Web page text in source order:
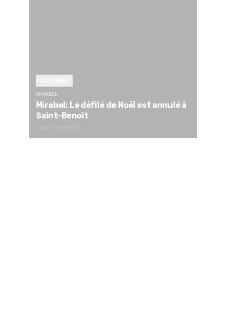
MIRABEL
Mirabel: Le défilé de Noël est annulé à
Saint-Benoît